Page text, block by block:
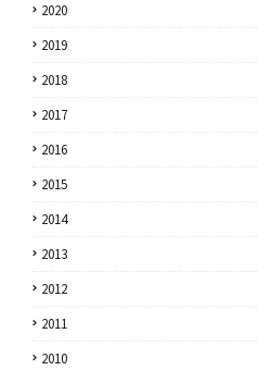
2020
2019
2018
2017
2016
2015
2014
2013
2012
2011
2010